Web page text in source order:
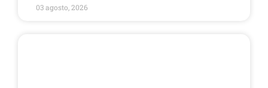
03 agosto, 2026